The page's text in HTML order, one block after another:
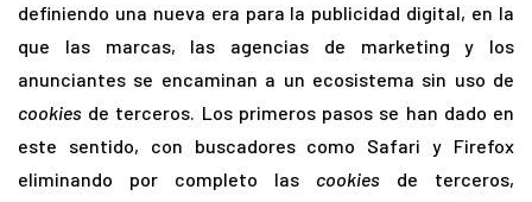
definiendo una nueva era para la publicidad digital, en la
que las marcas, las agencias de marketing y los
anunciantes se encaminan a un ecosistema sin uso de
cookies de terceros. Los primeros pasos se han dado en
este sentido, con buscadores como Safari y Firefox
eliminando por completo las cookies de terceros,